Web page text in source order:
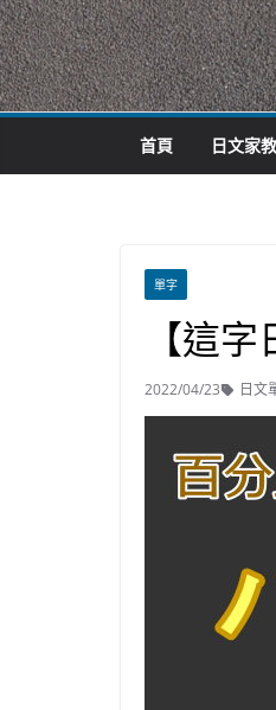
首頁 日文家教
單字
【這
2022/04/23 日文